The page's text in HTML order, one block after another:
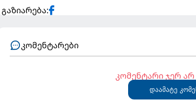
გაზიარება:
კომენტარები
კომენტარი ჯერ
დაამატე